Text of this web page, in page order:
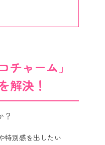
チャーム」
解決！
？
特別感を出したい